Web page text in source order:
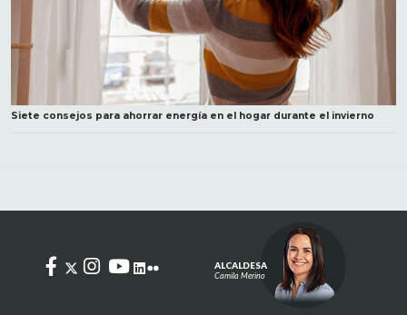
Siete consejos para ahorrar energía en el hogar durante el invierno
ALCALDESA
Camila Merino